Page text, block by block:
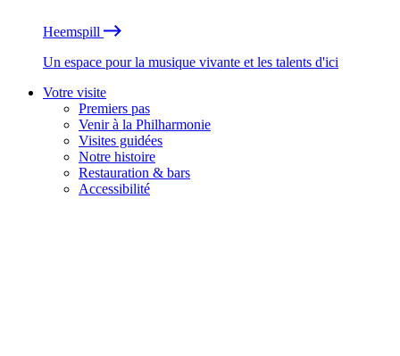
Heemspill
Un espace pour la musique vivante et les talents d'ici
Votre visite
Premiers pas
Venir à la Philharmonie
Visites guidées
Notre histoire
Restauration & bars
Accessibilité